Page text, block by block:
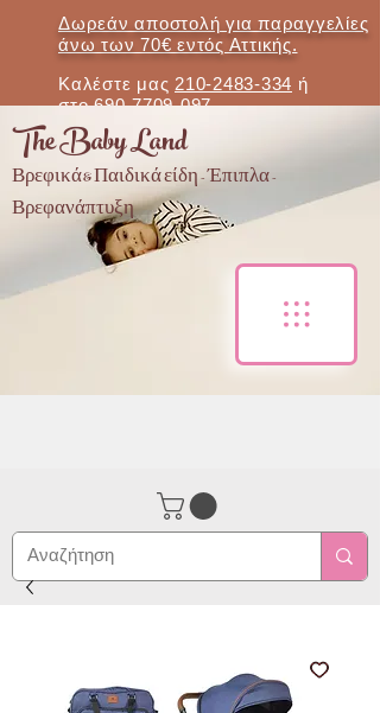
Δωρεάν αποστολή για παραγγελίες
άνω των 70€ εντός Αττικής.
Καλέστε μας 210-2483-334 ή
στο690-7709-097
The Baby Land
Βρεφικά & Παιδικά είδη - Έπιπλα -
Βρεφανάπτυξη